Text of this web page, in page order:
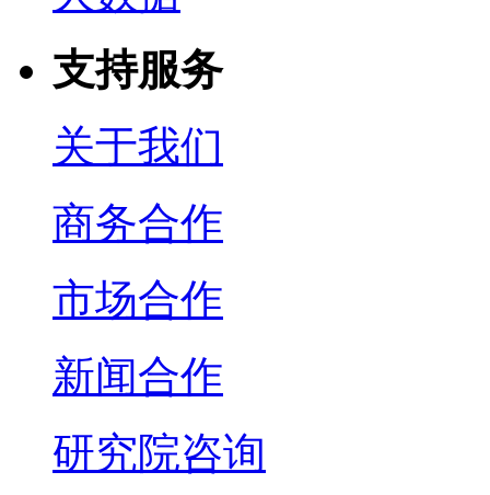
支持服务
关于我们
商务合作
市场合作
新闻合作
研究院咨询